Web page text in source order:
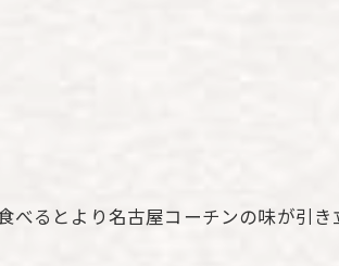
るとより名古屋コーチンの味が引き